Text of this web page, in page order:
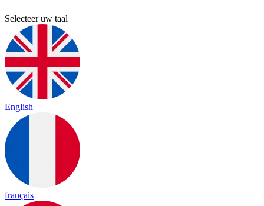
Selecteer uw taal
English
français